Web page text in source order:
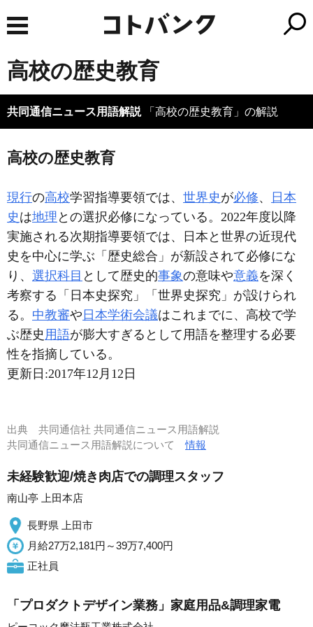
高校の歴史教育
共同通信ニュース用語解説「高校の歴史教育」の解説
高校の歴史教育
現行の高校学習指導要領では、 世界史 が必修、
日本
史 は地理 との選択必修になっている。2022年度以降
実施される次期指導要領では、日本と世界の近現代
史を中心に学ぶ「歴史総合」が新設されて必修にな
り、 選択科目 として歴史的事象の意味や意義を深く
考察する「日本史探究」「世界史探究」が設けられ
る。 中教審や 日本学術会議はこれまでに、高校で学
ぶ歴史 用語が膨大すぎるとして用語を整理する必要
性を指摘している。
更新日:2017年12月12日
出典 共同通信社 共同通信ニュース用語解説
共同通信ニュース用語解説について情報
未経験歓迎/焼き肉店での調理スタッフ
南山亭 上田本店
長野県 上田市
月給27万2,181円～39万7,400円
正社員
「プロダクトデザイン業務」家庭用品&調理家電